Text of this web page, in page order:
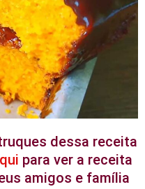
dessa receita
para ver a receita
amigos e família